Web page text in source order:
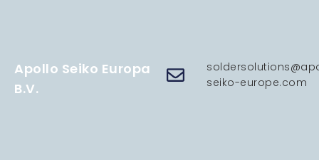
Apollo Seiko Europa
B.V.
seiko-europe.com